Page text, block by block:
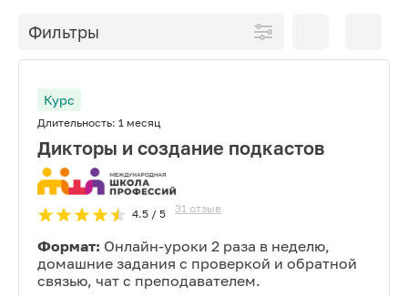
Фильтры
Курс
Длительность: 1 месяц
Дикторы и создание подкастов
4.5/ 5 31 отзыв
Формат: Онлайн-уроки 2 раза в неделю,
домашние задания с проверкой и обратной
связью, чат с преподавателем.